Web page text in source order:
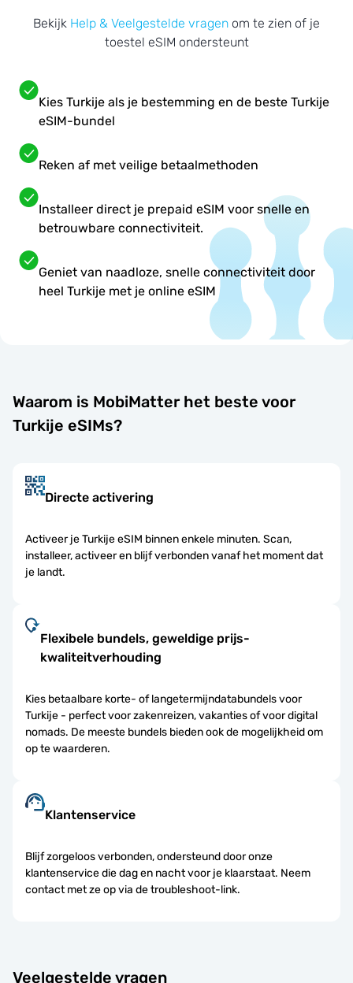
Bekijk Help & Veelgestelde vragen om te zien of je
toestel eSIM ondersteunt
Kies Turkije als je bestemming en de beste Turkije
eSIM-bundel
Reken af met veilige betaalmethoden
Installeer direct je prepaid eSIM voor snelle en
betrouwbare connectiviteit.
Geniet van naadloze, snelle connectiviteit door
heel Turkije met je online eSIM
Waarom is MobiMatter het beste voor
Turkije eSIMs?
Directe activering
Activeer je Turkije eSIM binnen enkele minuten. Scan,
installeer, activeer en blijf verbonden vanaf het moment dat
je landt.
Flexibele bundels, geweldige prijs-
kwaliteitverhouding
Kies betaalbare korte- of langetermijndatabundels voor
Turkije - perfect voor zakenreizen, vakanties of voor digital
nomads. De meeste bundels bieden ook de mogelijkheid om
op te waarderen.
Klantenservice
Blijf zorgeloos verbonden, ondersteund door onze
klantenservice die dag en nacht voor je klaarstaat. Neem
contact met ze op via de troubleshoot-link.
Veelgestelde vragen